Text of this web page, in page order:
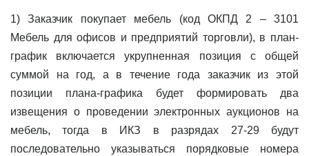
1) Заказчик покупает мебель (код ОКПД 2 – 3101
Мебель для офисов и предприятий торговли), в план-
график включается укрупненная позиция с общей
суммой на год, а в течение года заказчик из этой
позиции плана-графика будет формировать два
извещения о проведении электронных аукционов на
мебель, тогда в ИКЗ в разрядах 27-29 будут
последовательно указываться порядковые номера